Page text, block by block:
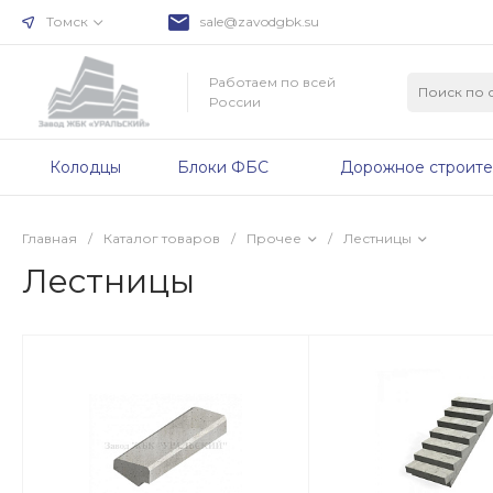
Томск sale@zavodgbk.su
Работаем по всей
России
Колодцы Блоки ФБС Дорожное
Главная / Каталог товаров / Прочее / Лестницы
Лестницы